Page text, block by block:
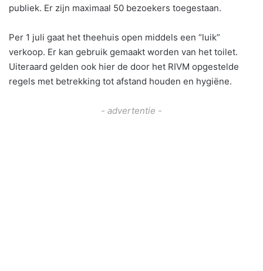
publiek. Er zijn maximaal 50 bezoekers toegestaan.
Per 1 juli gaat het theehuis open middels een “luik”
verkoop. Er kan gebruik gemaakt worden van het toilet.
Uiteraard gelden ook hier de door het RIVM opgestelde
regels met betrekking tot afstand houden en hygiëne.
- advertentie -